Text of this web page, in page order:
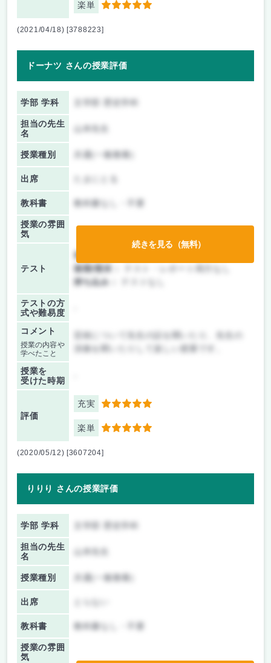
楽単 5
(2021/04/18) [3788223]
ドーナツ さんの授業評価
学部 学科
担当の先生
名
授業種別 共通(一般教養)
出席
教科書 教科書なし・不要
授業の雰囲
気
テスト
前期/中間：
後期/期末：
持ち込み：
テストの方
式や難易度
コメント
授業の内容や
学べたこと
演奏を聞いたりして楽しい授業です。
授業を
受けた時期
評価
充実 5
楽単 5
続きを見る（無料）
(2020/05/12) [3607204]
りりり さんの授業評価
学部 学科
担当の先生
名
授業種別 共通(一般教養)
出席
教科書 教科書なし・不要
授業の雰囲
気